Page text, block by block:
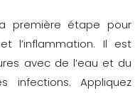
première étape pour
l’inflammation. Il est
avec de l’eau et du
infections. Appliquez